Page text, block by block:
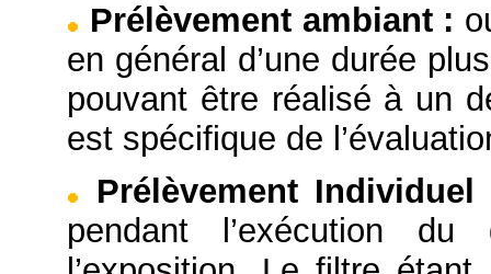
Prélèvement ambiant :
en général d’une durée
pouvant être réalisé à un
est spécifique de
Prélèvement Individuel
pendant l’exécution